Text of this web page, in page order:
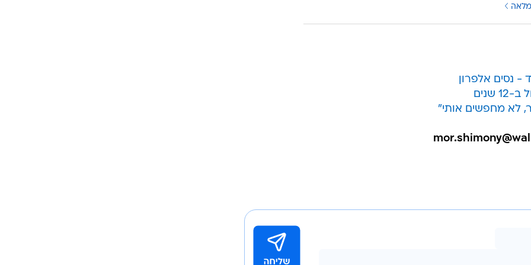
לא מחפשים אותי"